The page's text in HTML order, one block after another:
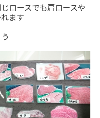
ロースでも肩ロースや
ます